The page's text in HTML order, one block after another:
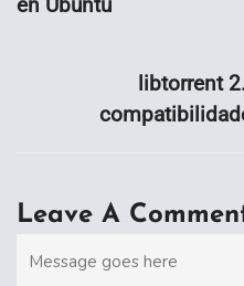
en Ubuntu
libtorrent
Leave A